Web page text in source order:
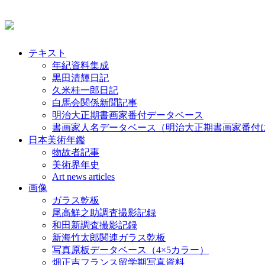
テキスト
年紀資料集成
黒田清輝日記
久米桂一郎日記
白馬会関係新聞記事
明治大正期書画家番付データベース
書画家人名データベース（明治大正期書画家番付
日本美術年鑑
物故者記事
美術界年史
Art news articles
画像
ガラス乾板
尾高鮮之助調査撮影記録
和田新調査撮影記録
新海竹太郎関連ガラス乾板
写真原板データベース（4×5カラー）
畑正吉フランス留学期写真資料